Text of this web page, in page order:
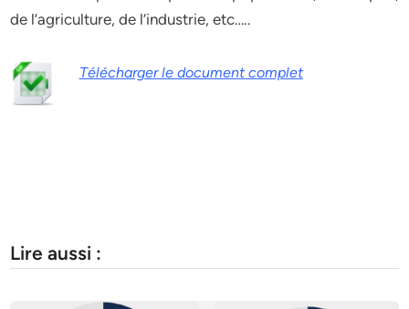
de l’agriculture, de l’industrie, etc…..
Télécharger le document complet
Lire aussi :